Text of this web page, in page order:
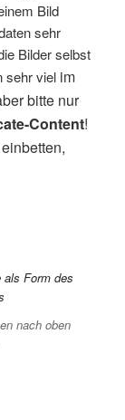
Bild
sehr
Bilder selbst
sehr viel im
bitte nur
Content!
nach oben